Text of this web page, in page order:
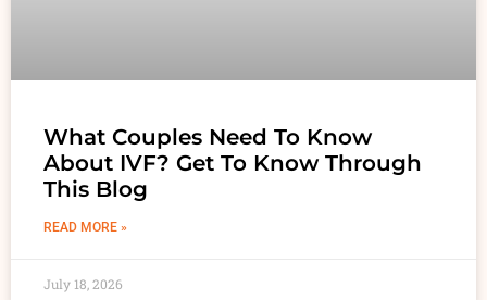
What Couples Need To Know
About IVF? Get To Know Through
This Blog
READ MORE »
July 18, 2026